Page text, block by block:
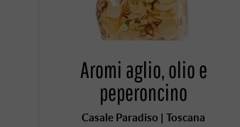
Aromi aglio, olio e
peperoncino
Casale Paradiso | Toscana